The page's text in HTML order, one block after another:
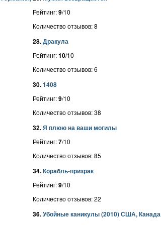
Рейтинг:9/10
Количество отзывов: 8
28.Дракула
Рейтинг:10/10
Количество отзывов: 6
30.1408
Рейтинг:9/10
Количество отзывов: 38
32.Я плюю на ваши могилы
Рейтинг:7/10
Количество отзывов: 85
34.Корабль-призрак
Рейтинг:9/10
Количество отзывов: 22
36.Убойные каникулы (2010) США, Канада